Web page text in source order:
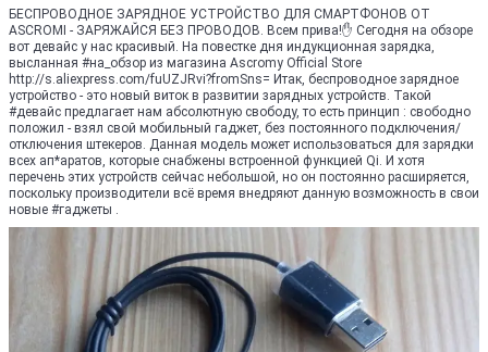
БЕСПРОВОДНОЕ ЗАРЯДНОЕ УСТРОЙСТВО ДЛЯ СМАРТФОНОВ ОТ
ASCROMI - ЗАРЯЖАЙСЯ БЕЗ ПРОВОДОВ. Всем прива!✋ Сегодня на обзоре
вот девайс у нас красивый. На повестке дня индукционная зарядка,
высланная #на_обзор из магазина Ascromy Official Store
http://s.aliexpress.com/fuUZJRvi?fromSns= Итак, беспроводное зарядное
устройство - это новый виток в развитии зарядных устройств. Такой
#девайс предлагает нам абсолютную свободу, то есть принцип : свободно
положил - взял свой мобильный гаджет, без постоянного подключения/
отключения штекеров. Данная модель может использоваться для зарядки
всех ап*аратов, которые снабжены встроенной функцией Qi. И хотя
перечень этих устройств сейчас небольшой, но он постоянно расширяется,
поскольку производители всё время внедряют данную возможность в свои
новые #гаджеты .